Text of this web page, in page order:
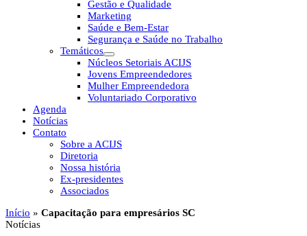
Gestão e Qualidade
Marketing
Saúde e Bem-Estar
Segurança e Saúde no Trabalho
Temáticos
Núcleos Setoriais ACIJS
Jovens Empreendedores
Mulher Empreendedora
Voluntariado Corporativo
Agenda
Notícias
Contato
Sobre a ACIJS
Diretoria
Nossa história
Ex-presidentes
Associados
Início » Capacitação para empresários SC
Notícias